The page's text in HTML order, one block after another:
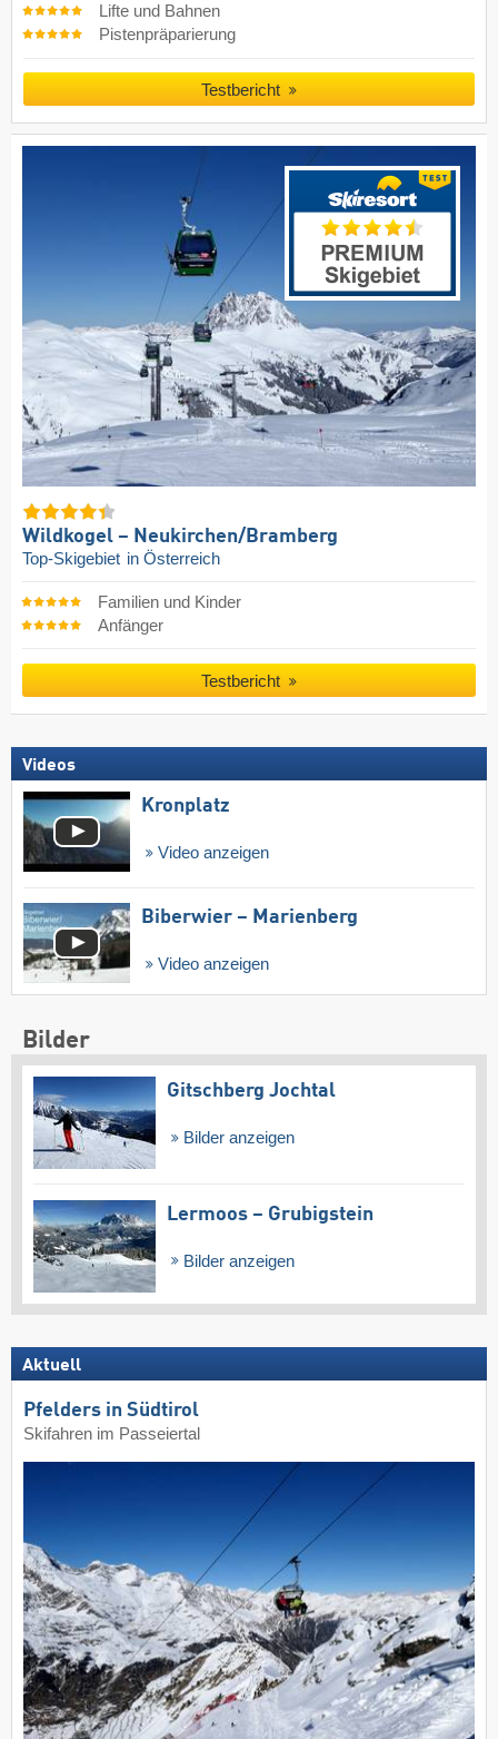
Lifte und Bahnen
Pistenpräparierung
Testbericht
Wildkogel – Neukirchen/​Bramberg
Top-Skigebiet in Österreich
Familien und Kinder
Anfänger
Testbericht
Videos
Kronplatz
Video anzeigen
Biberwier – Marienberg
Video anzeigen
Bilder
Gitschberg Jochtal
Bilder anzeigen
Lermoos – Grubigstein
Bilder anzeigen
Aktuell
Pfelders in Südtirol
Skifahren im Passeiertal